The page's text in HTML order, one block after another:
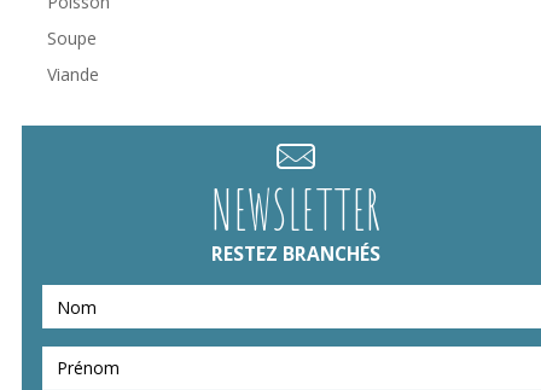
Soupe
Viande
NEWSLETTER
RESTEZ BRANCHÉS